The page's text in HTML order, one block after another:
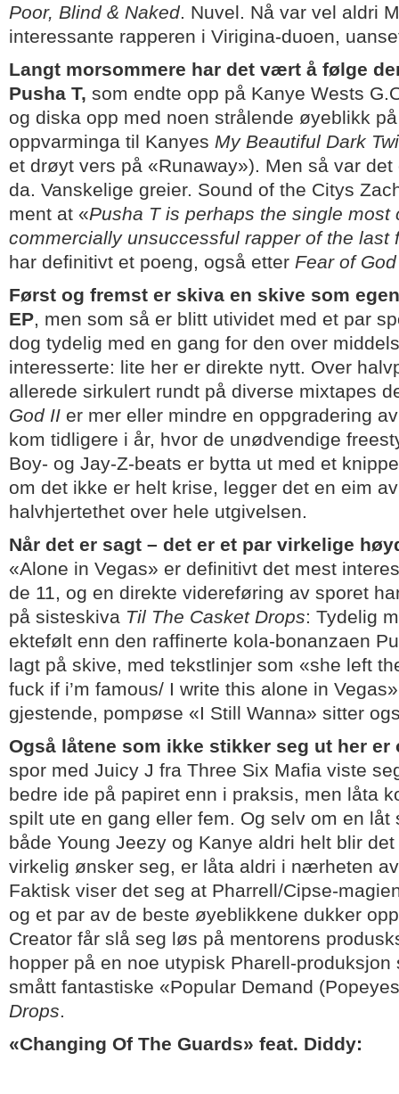
Poor, Blind & Naked. Nuvel. Nå var vel aldri
interessante rapperen i Virigina-duoen,
Langt morsommere har det vært å følge
Pusha T, som endte opp på Kanye Wests
og diska opp med noen strålende øyeblikk
oppvarminga til Kanyes My Beautiful Dark
et drøyt vers på «Runaway»). Men så var
da. Vanskelige greier. Sound of the Citys
ment at «Pusha T is perhaps the single most
commercially unsuccessful rapper of the last
har definitivt et poeng, også etter Fear of
Først og fremst er skiva en skive som
EP, men som så er blitt utividet med et par
dog tydelig med en gang for den over
interesserte: lite her er direkte nytt. Over
allerede sirkulert rundt på diverse mixtapes
God II er mer eller mindre en oppgradering
kom tidligere i år, hvor de unødvendige
Boy- og Jay-Z-beats er bytta ut med et
om det ikke er helt krise, legger det en eim
halvhjertethet over hele utgivelsen.
Når det er sagt – det er et par virkelige
«Alone in Vegas» er definitivt det mest
de 11, og en direkte videreføring av sporet
på sisteskiva Til The Casket Drops: Tydelig
ektefølt enn den raffinerte kola-bonanzaen
lagt på skive, med tekstlinjer som «she left
fuck if i’m famous/ I write this alone in
gjestende, pompøse «I Still Wanna» sitter
Også låtene som ikke stikker seg ut her
spor med Juicy J fra Three Six Mafia viste
bedre ide på papiret enn i praksis, men låta
spilt ute en gang eller fem. Og selv om en låt
både Young Jeezy og Kanye aldri helt blir det
virkelig ønsker seg, er låta aldri i nærheten
Faktisk viser det seg at Pharrell/Cipse-
og et par av de beste øyeblikkene dukker
Creator får slå seg løs på mentorens
hopper på en noe utypisk Pharell-produksjon
smått fantastiske «Popular Demand
Drops.
«Changing Of The Guards» feat. Diddy: